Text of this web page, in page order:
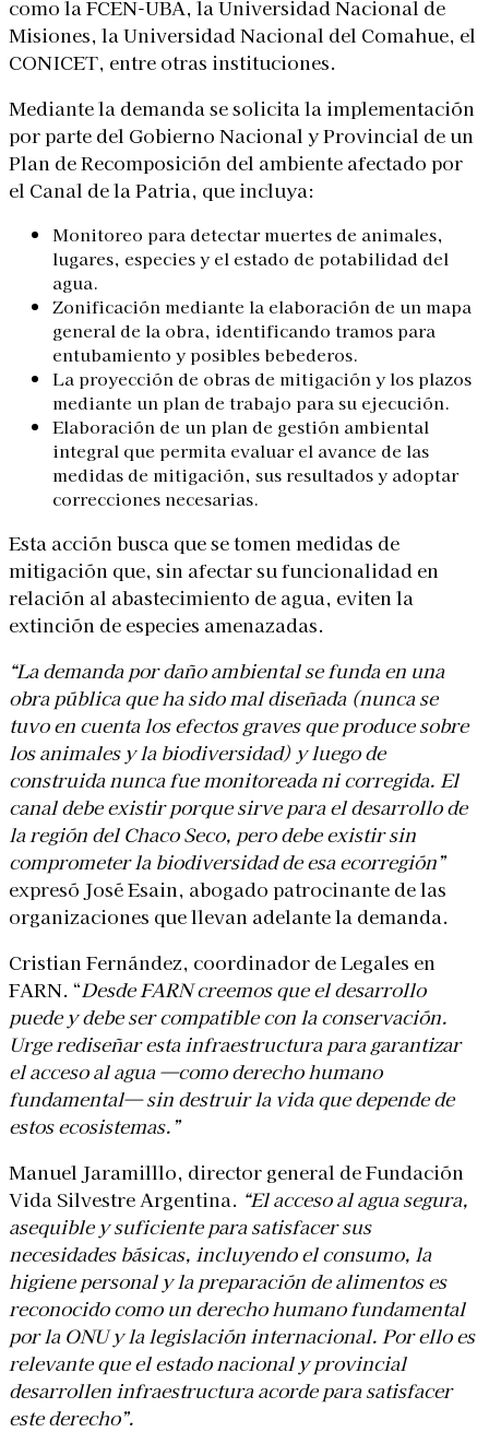
como la FCEN-UBA, la Universidad Nacional de
Misiones, la Universidad Nacional del Comahue, el
CONICET, entre otras instituciones.
Mediantela demanda se solicita la implementación
por parte del Gobierno Nacional y Provincial de un
Plan de Recomposición del ambiente afectado por
el Canal de la Patria, que incluya:
Monitoreo para detectar muertes de animales,
lugares, especies y el estado de potabilidad del
agua.
Zonificación mediante la elaboración de un mapa
general de la obra, identificando tramos para
entubamiento y posibles bebederos.
La proyección de obras de mitigación y los plazos
mediante un plan de trabajo para su ejecución.
Elaboración de un plan de gestión ambiental
integral que permita evaluar el avance de las
medidas de mitigación, sus resultados y adoptar
correcciones necesarias.
Esta acción busca que se tomen medidas de
mitigación que, sin afectar su funcionalidad en
relación al abastecimiento de agua, eviten la
extinción de especies amenazadas.
“La demanda por daño ambiental se funda en una
obra pública que ha sido mal diseñada (nunca se
tuvo en cuenta los efectos graves que produce sobre
los animales y la biodiversidad) y luego de
construida nunca fue monitoreada ni corregida. El
canal debe existir porque sirve para el desarrollo de
la región del Chaco Seco, pero debe existir sin
comprometer la biodiversidad de esa ecorregión”
expresó José Esain, abogado patrocinante de las
organizaciones que llevan adelante la demanda.
Cristian Fernández, coordinador de Legales en
FARN. “Desde FARN creemos que el desarrollo
puede y debe ser compatible con la conservación.
Urge rediseñar esta infraestructura para garantizar
el acceso al agua —como derecho humano
fundamental— sin destruir la vida que depende de
estos ecosistemas.”
Manuel Jaramilllo, director general de Fundación
Vida Silvestre Argentina. “El acceso al agua segura,
asequible y suficiente para satisfacer sus
necesidades básicas, incluyendo el consumo, la
higiene personal y la preparación de alimentos es
reconocido como un derecho humano fundamental
por la ONU y la legislación internacional. Por ello es
relevante que el estado nacional y provincial
desarrollen infraestructura acorde para satisfacer
este derecho”.